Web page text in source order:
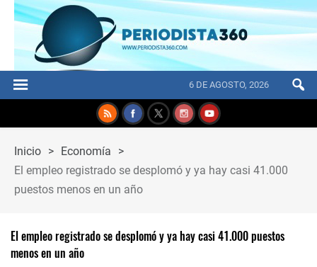
6 DE AGOSTO, 2026
Inicio > Economía
>
El empleo registrado se desplomó y ya hay casi 41.000
puestos menos en un año
El empleo registrado se desplomó y ya hay casi 41.000 puestos
menos en un año